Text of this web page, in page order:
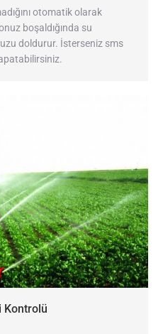
otomatik olarak
boşaldığında su
doldurur. İsterseniz sms
Kontrolü